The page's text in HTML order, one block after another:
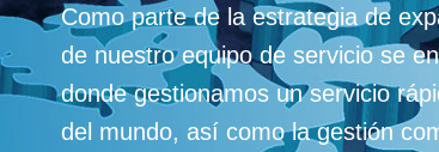
Como parte de la estrategia de
de nuestro equipo de servicio se
donde gestionamos un servicio
del mundo, así como la gestión